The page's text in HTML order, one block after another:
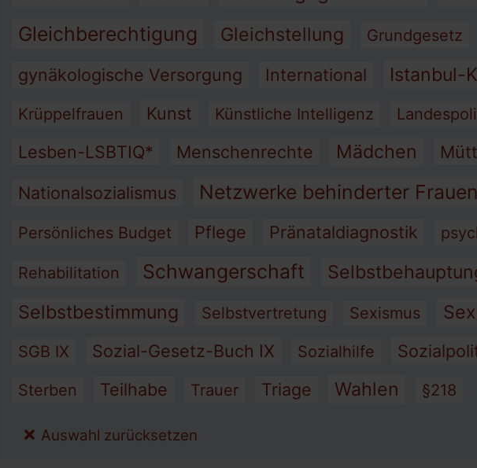
Gleichberechtigung
Gleichstellung Grundgesetz
gynäkologische Versorgung International Istanbul-
Krüppelfrauen Kunst Künstliche Intelligenz
Lesben-LSBTIQ* Menschenrechte Mädchen
Nationalsozialismus
Netzwerke behinderter Frauen
Persönliches Budget Pflege Pränataldiagnostik
Rehabilitation Schwangerschaft
Selbstbestimmung
Selbstvertretung Sexismus
SGB IX Sozial-Gesetz-Buch IX Sozialhilfe
Sterben Teilhabe Trauer Triage Wahlen §218
Auswahl zurücksetzen